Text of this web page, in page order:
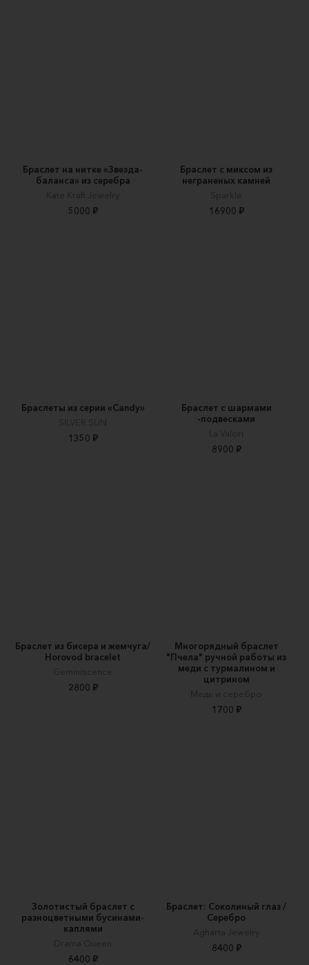
Браслет на нитке «Звезда-
баланса» из серебра
Kate Kraft Jewelry
5000 ₽
Браслет с миксом из
неграненых камней
Sparkle
16900 ₽
Браслеты из серии «Candy»
SILVER SUN
1350 ₽
Браслет с шармами
-подвесками
La Valori
8900 ₽
Браслет из бисера и жемчуга/
Horovod bracelet
Geminiscence
2800 ₽
Многорядный браслет
"Пчела" ручной работы из
меди с турмалином и
цитрином
Медь и серебро
1700 ₽
Золотистый браслет с
разноцветными бусинами-
каплями
Drama Queen
6400 ₽
Браслет: Соколиный глаз /
Серебро
Agharta Jewelry
8400 ₽